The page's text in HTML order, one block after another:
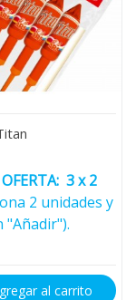
OFERTA: 3 x 2
2 unidades y
"Añadir").
al carrito